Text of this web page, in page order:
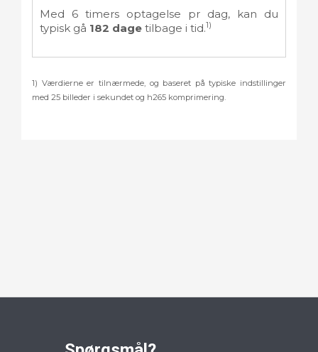
Med 6 timers optagelse pr dag, kan du
typisk gå 182 dage tilbage i tid.1)
1) Værdierne er tilnærmede, og baseret på typiske indstillinger
med 25 billeder i sekundet og h265 komprimering.